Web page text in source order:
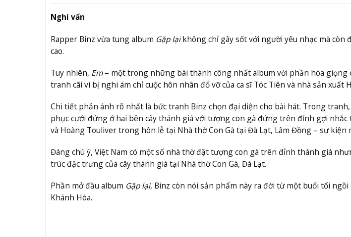
Nghi vấn
Rapper Binz vừa tung album Gặp lạikhông chỉ gây sốt với người yêu nhạc mà còn
cao.
Tuy nhiên, Em– một trong những bài thành công nhất album với phần hòa giọng
tranh cãi vì bị nghi ám chỉ cuộc hôn nhân đổ vỡ của ca sĩ Tóc Tiên và nhà sản xuất
Chi tiết phản ánh rõ nhất là bức tranh Binz chọn đại diện cho bài hát. Trong
phục cưới đứng ở hai bên cây thánh giá với tượng con gà đứng trên đỉnh gợi
và Hoàng Touliver trong hôn lễ tại Nhà thờ Con Gà tại Đà Lạt, Lâm Đồng – sự kiện
Đáng chú ý, Việt Nam có một số nhà thờ đặt tượng con gà trên đỉnh thánh giá
trúc đặc trưng của cây thánh giá tại Nhà thờ Con Gà, Đà Lạt.
Phần mở đầu album Gặp lại, Binz còn nói sản phẩm này ra đời từ một buổi tối
Khánh Hòa.